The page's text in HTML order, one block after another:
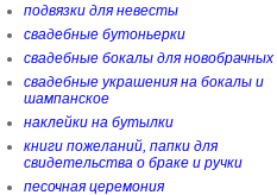
подвязки для невесты
свадебные бутоньерки
свадебные бокалы для новобрачных
свадебные украшения на бокалы и
шампанское
наклейки на бутылки
книги пожеланий, папки для
свидетельства о браке и ручки
песочная церемония